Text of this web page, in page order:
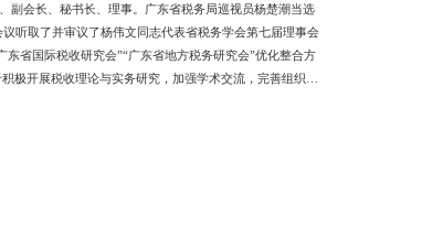
副会长、秘书长、理事。广东省税务局巡视员杨楚潮当选
听取了并审议了杨伟文同志代表省税务学会第七届理事会
省国际税收研究会”“广东省地方税务研究会”优化整合方
极开展税收理论与实务研究，加强学术交流，完善组织建